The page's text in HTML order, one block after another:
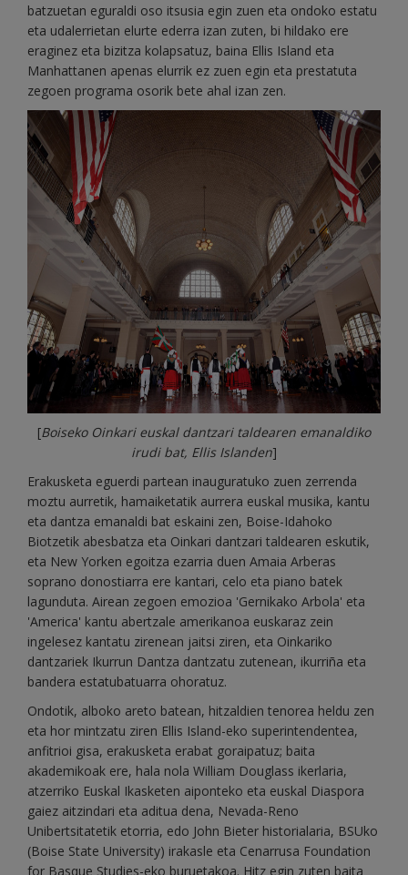
batzuetan eguraldi oso itsusia egin zuen eta ondoko estatu
eta udalerrietan elurte ederra izan zuten, bi hildako ere
eraginez eta bizitza kolapsatuz, baina Ellis Island eta
Manhattanen apenas elurrik ez zuen egin eta prestatuta
zegoen programa osorik bete ahal izan zen.
[Boiseko Oinkari euskal dantzari taldearen emanaldiko
irudi bat, Ellis Islanden]
Erakusketa eguerdi partean inauguratuko zuen zerrenda
moztu aurretik, hamaiketatik aurrera euskal musika, kantu
eta dantza emanaldi bat eskaini zen, Boise-Idahoko
Biotzetik abesbatza eta Oinkari dantzari taldearen eskutik,
eta New Yorken egoitza ezarria duen Amaia Arberas
soprano donostiarra ere kantari, celo eta piano batek
lagunduta. Airean zegoen emozioa 'Gernikako Arbola' eta
'America' kantu abertzale amerikanoa euskaraz zein
ingelesez kantatu zirenean jaitsi ziren, eta Oinkariko
dantzariek Ikurrun Dantza dantzatu zutenean, ikurriña eta
bandera estatubatuarra ohoratuz.
Ondotik, alboko areto batean, hitzaldien tenorea heldu zen
eta hor mintzatu ziren Ellis Island-eko superintendentea,
anfitrioi gisa, erakusketa erabat goraipatuz; baita
akademikoak ere, hala nola William Douglass ikerlaria,
atzerriko Euskal Ikasketen aiponteko eta euskal Diaspora
gaiez aitzindari eta aditua dena, Nevada-Reno
Unibertsitatetik etorria, edo John Bieter historialaria, BSUko
(Boise State University) irakasle eta Cenarrusa Foundation
for Basque Studies-eko buruetakoa. Hitz egin zuten baita